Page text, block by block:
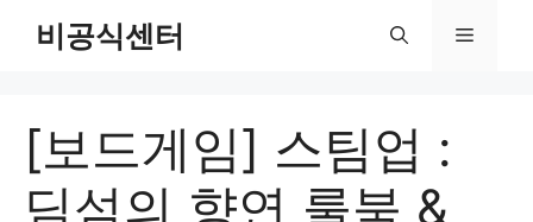
비공식센터 Menu
[보드게임] 스팀업 :
딤섬의 향연 룰북 &